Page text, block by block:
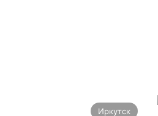
Иркутск